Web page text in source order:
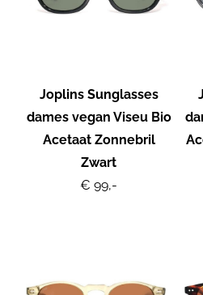
Joplins Sunglasses
dames vegan Viseu Bio
Acetaat Zonnebril
Zwart
€ 99,-